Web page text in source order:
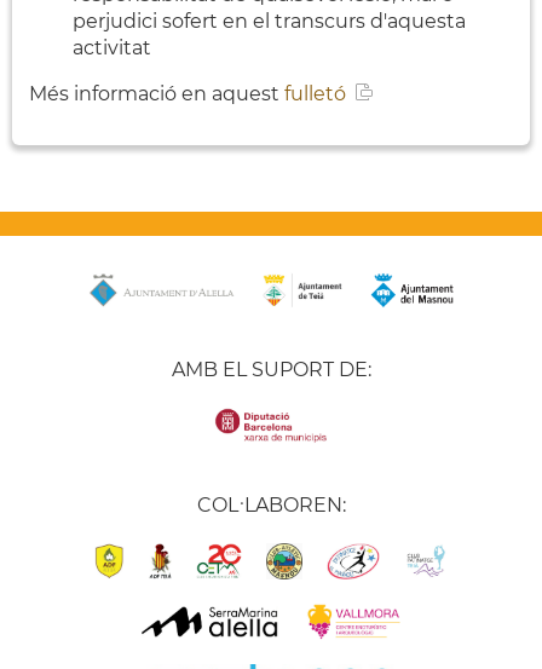
perjudici sofert en el transcurs d'aquesta
activitat
Més informació en aquest fulletó
AMB EL SUPORT DE:
COL·LABOREN: